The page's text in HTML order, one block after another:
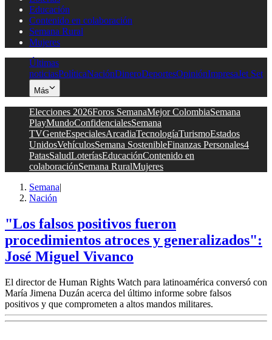
Educación
Contenido en colaboración
Semana Rural
Mujeres
Últimas
noticiasPolíticaNaciónDineroDeportesOpiniónImpresaJet Set
Más
Elecciones 2026Foros SemanaMejor ColombiaSemana
PlayMundoConfidencialesSemana
TVGenteEspecialesArcadiaTecnologíaTurismoEstados
UnidosVehículosSemana SostenibleFinanzas Personales4
PatasSaludLoteríasEducaciónContenido en
colaboraciónSemana RuralMujeres
Semana|
Nación
"Los falsos positivos fueron
procedimientos atroces y generalizados":
José Miguel Vivanco
El director de Human Rights Watch para latinoamérica conversó con
María Jimena Duzán acerca del último informe sobre falsos
positivos y que comprometen a altos mandos militares.